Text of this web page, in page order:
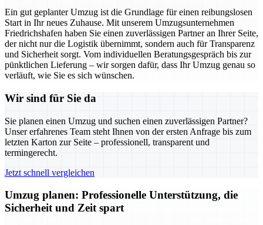
Ein gut geplanter Umzug ist die Grundlage für einen reibungslosen
Start in Ihr neues Zuhause. Mit unserem Umzugsunternehmen
Friedrichshafen haben Sie einen zuverlässigen Partner an Ihrer Seite,
der nicht nur die Logistik übernimmt, sondern auch für Transparenz
und Sicherheit sorgt. Vom individuellen Beratungsgespräch bis zur
pünktlichen Lieferung – wir sorgen dafür, dass Ihr Umzug genau so
verläuft, wie Sie es sich wünschen.
Wir sind für Sie da
Sie planen einen Umzug und suchen einen zuverlässigen Partner?
Unser erfahrenes Team steht Ihnen von der ersten Anfrage bis zum
letzten Karton zur Seite – professionell, transparent und
termingerecht.
Jetzt schnell vergleichen
Umzug planen: Professionelle Unterstützung, die
Sicherheit und Zeit spart